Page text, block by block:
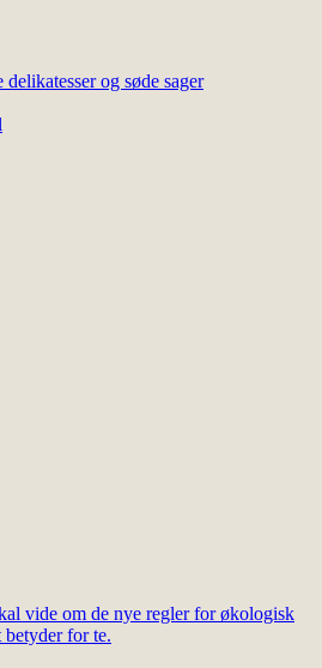
og søde sager
vide om de nye regler for økologisk
for te.